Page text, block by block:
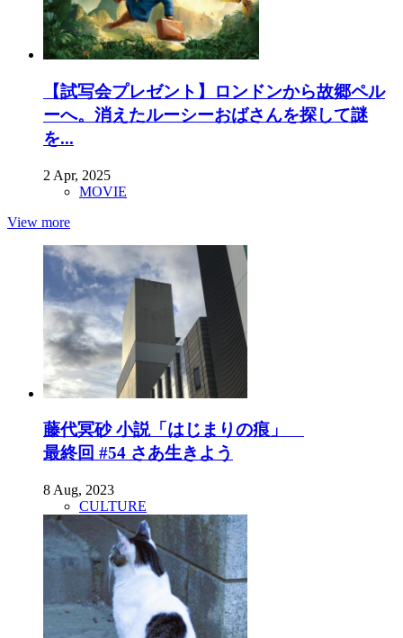
【試写会プレゼント】ロンドンから故郷ペル
ーへ。消えたルーシーおばさんを探して謎
を...
2 Apr, 2025
MOVIE
View more
藤代冥砂 小説「はじまりの痕」
最終回 #54 さあ生きよう
8 Aug, 2023
CULTURE